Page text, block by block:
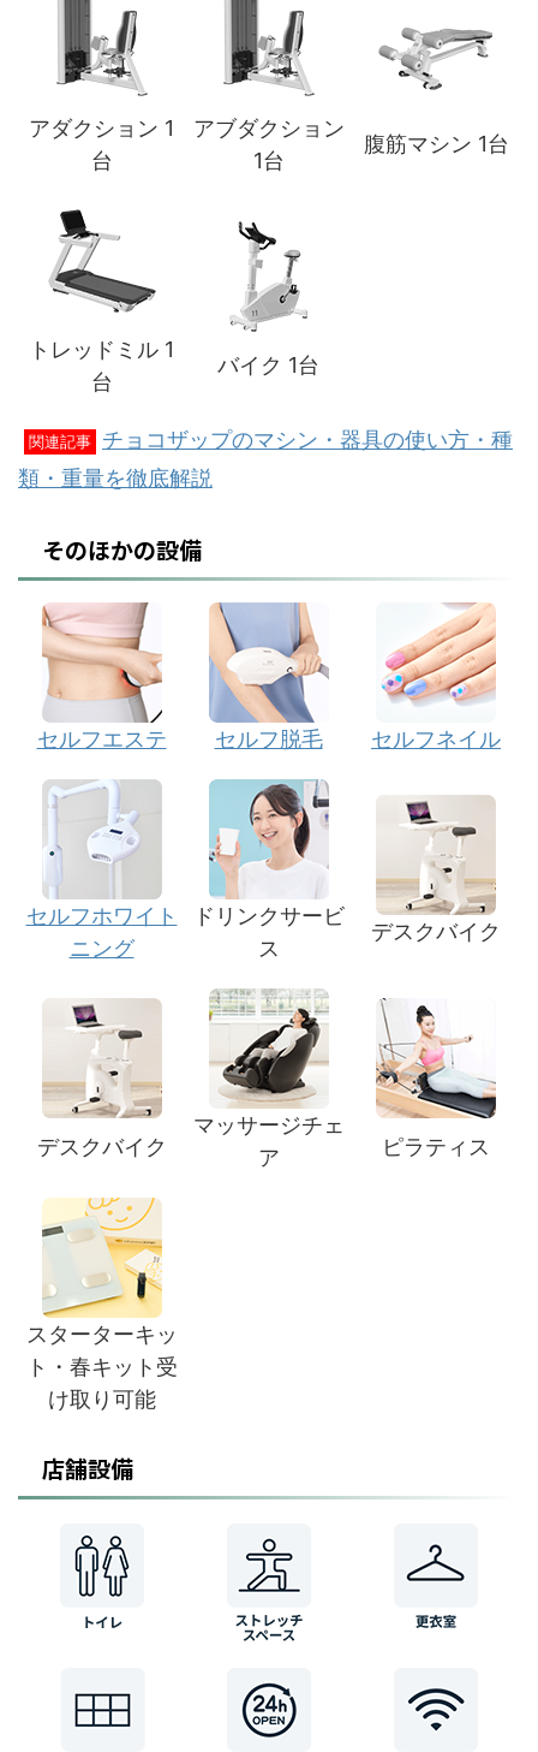
アダクション 1
台
アブダクション
1台
腹筋マシン 1台
トレッドミル 1
台
バイク 1台
関連記事
チョコザップのマシン・器具の使い方・種
類・重量を徹底解説
そのほかの設備
セルフエステ セルフ脱毛 セルフネイル
セルフホワイト
ニング
ドリンクサービ
ス
デスクバイク
デスクバイク
マッサージチェ
ア
ピラティス
スターターキッ
ト・春キット受
け取り可能
店舗設備